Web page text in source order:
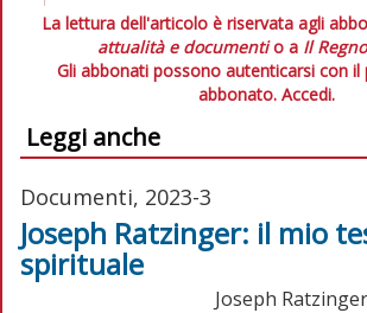
La lettura dell'articolo è riservata agli
attualità e documentio a Il
Gli abbonati possono autenticarsi con il
abbonato. Accedi.
Leggi anche
Documenti, 2023-3
Joseph Ratzinger: il mio
spirituale
Joseph